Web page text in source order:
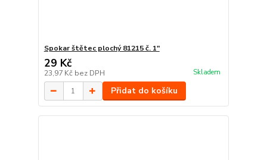
Spokar štětec plochý 81215 č. 1"
29 Kč
23,97 Kč bez DPH Skladem
Přidat do košíku